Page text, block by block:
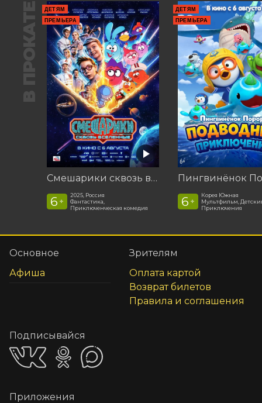
В ПРОКАТЕ
ДЕТЯМ
ПРЕМЬЕРА
Смешарики сквозь вселенные
6 +
2025, Россия
Фантастика,
Приключенческая комедия
ДЕТЯМ
ПРЕМЬЕРА
6 +
Корея Южная
Мультфильм,
Приключения
Основное
Афиша
Зрителям
Оплата картой
Возврат билетов
Правила и соглашения
Подписывайся
Приложения